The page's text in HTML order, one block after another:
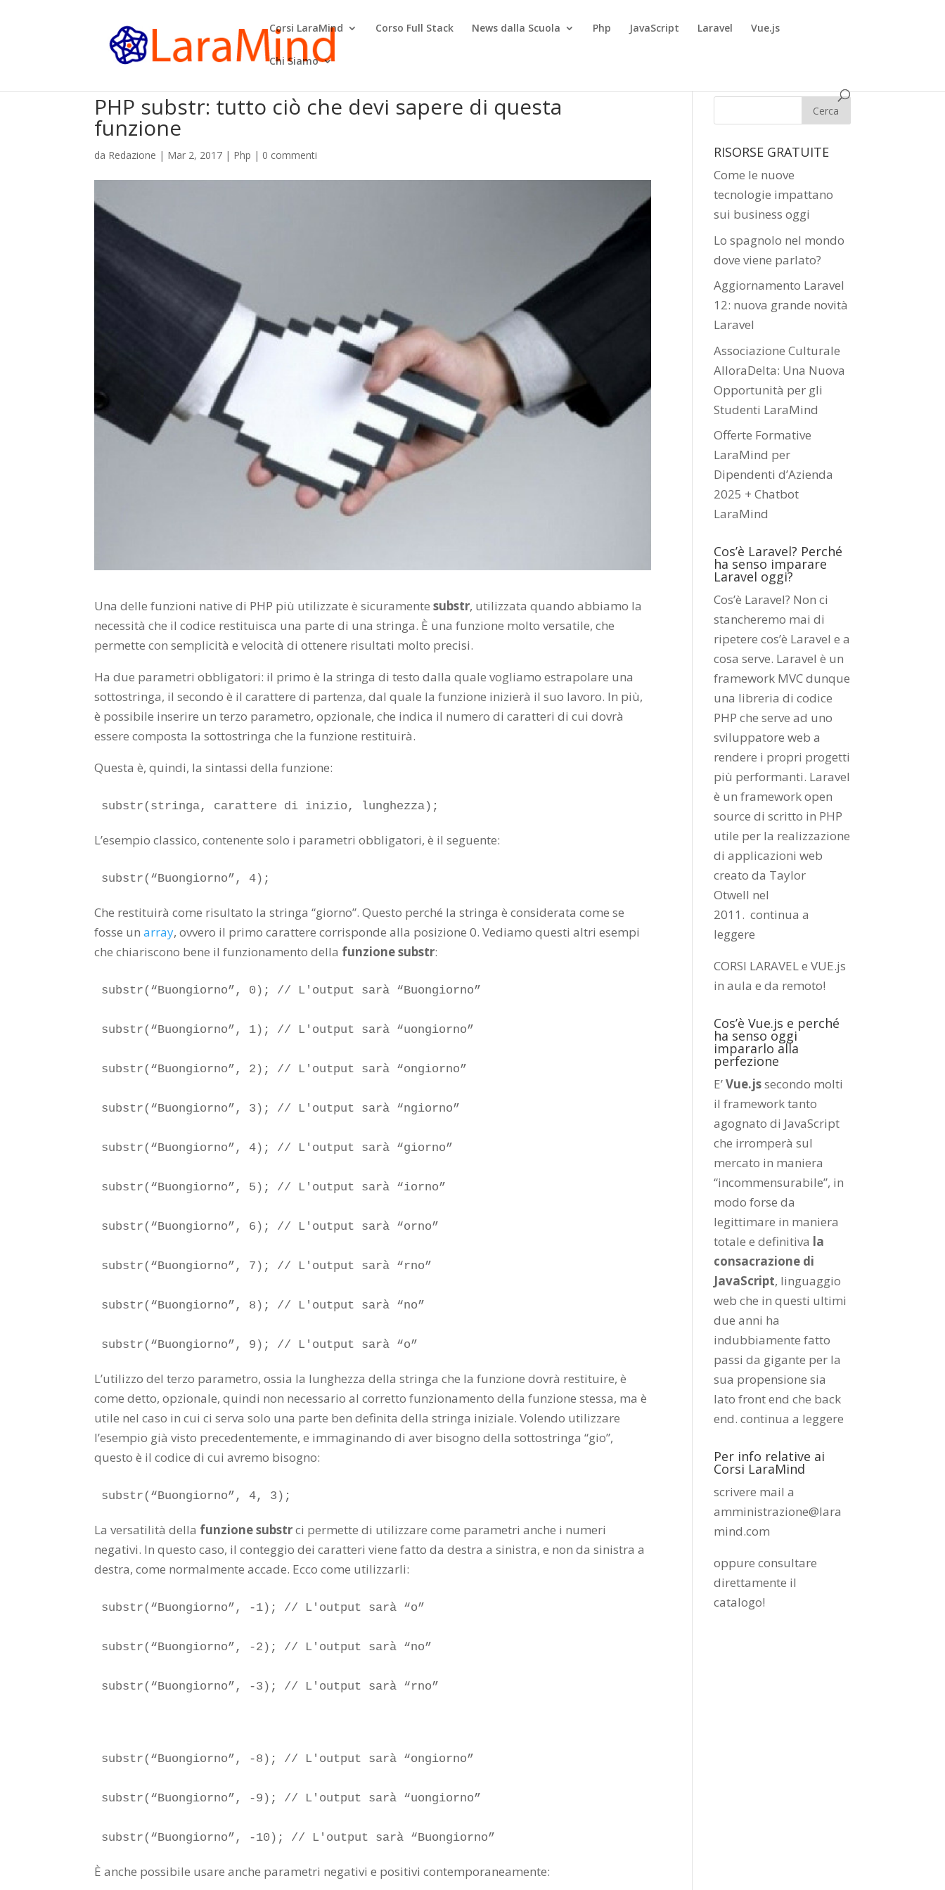
Corsi LaraMind Corso Full Stack News dalla Scuola Php JavaScript Laravel Vue.js
Chi Siamo
PHP substr: tutto ciò che devi sapere di questa
funzione
da Redazione | Mar 2, 2017 | Php | 0 commenti
Una delle funzioni native di PHP più utilizzate è sicuramentesubstr, utilizzata quando abbiamo la
necessità che il codice restituisca una parte di una stringa. È una funzione molto versatile, che
permette con semplicità e velocità di ottenere risultati molto precisi.
Ha due parametri obbligatori: il primo è la stringa di testo dalla quale vogliamo estrapolare una
sottostringa, il secondo è il carattere di partenza, dal quale la funzione inizierà il suo lavoro. In più,
è possibile inserire un terzo parametro, opzionale, che indica il numero di caratteri di cui dovrà
essere composta la sottostringa che la funzione restituirà.
Questa è, quindi, la sintassi della funzione:
substr(stringa, carattere di inizio, lunghezza);
L’esempio classico, contenente solo i parametri obbligatori, è il seguente:
substr(“Buongiorno”, 4);
Che restituirà come risultato la stringa “giorno”. Questo perché la stringa è considerata come se
fosse unarray, ovvero il primo carattere corrisponde alla posizione 0. Vediamo questi altri esempi
che chiariscono bene il funzionamento della funzione substr:
substr(“Buongiorno”, 0); // L'output sarà “Buongiorno”
substr(“Buongiorno”, 1); // L'output sarà “uongiorno”
substr(“Buongiorno”, 2); // L'output sarà “ongiorno”
substr(“Buongiorno”, 3); // L'output sarà “ngiorno”
substr(“Buongiorno”, 4); // L'output sarà “giorno”
substr(“Buongiorno”, 5); // L'output sarà “iorno”
substr(“Buongiorno”, 6); // L'output sarà “orno”
substr(“Buongiorno”, 7); // L'output sarà “rno”
substr(“Buongiorno”, 8); // L'output sarà “no”
substr(“Buongiorno”, 9); // L'output sarà “o”
L’utilizzo del terzo parametro, ossia la lunghezza della stringa che la funzione dovrà restituire, è
come detto, opzionale, quindi non necessario al corretto funzionamento della funzione stessa, ma è
utile nel caso in cui ci serva solo una parte ben definita della stringa iniziale. Volendo utilizzare
l’esempio già visto precedentemente, e immaginando di aver bisogno della sottostringa “gio”,
questo è il codice di cui avremo bisogno:
substr(“Buongiorno”, 4, 3);
La versatilità della funzione substrci permette di utilizzare come parametri anche i numeri
negativi. In questo caso, il conteggio dei caratteri viene fatto da destra a sinistra, e non da sinistra a
destra, come normalmente accade. Ecco come utilizzarli:
substr(“Buongiorno”, -1); // L'output sarà “o”
substr(“Buongiorno”, -2); // L'output sarà “no”
substr(“Buongiorno”, -3); // L'output sarà “rno”
substr(“Buongiorno”, -8); // L'output sarà “ongiorno”
substr(“Buongiorno”, -9); // L'output sarà “uongiorno”
substr(“Buongiorno”, -10); // L'output sarà “Buongiorno”
È anche possibile usare anche parametri negativi e positivi contemporaneamente:
RISORSE GRATUITE
Come le nuove
tecnologie impattano
sui business oggi
Lo spagnolo nel mondo
dove viene parlato?
Aggiornamento Laravel
12: nuova grande novità
Laravel
Associazione Culturale
AlloraDelta: Una Nuova
Opportunità per gli
Studenti LaraMind
Offerte Formative
LaraMind per
Dipendenti d’Azienda
2025 + Chatbot
LaraMind
Cos’è Laravel? Perché
ha senso imparare
Laravel oggi?
Cos’è Laravel? Non ci
stancheremo mai di
ripetere cos’è Laravel e a
cosa serve. Laravel è un
framework MVC dunque
una libreria di codice
PHP che serve ad uno
sviluppatore web a
rendere i propri progetti
più performanti. Laravel
è un framework open
source di scritto in PHP
utile per la realizzazione
di applicazioni web
creato da Taylor
Otwell nel
2011.continua a
leggere
CORSI LARAVEL e VUE.js
in aula e da remoto!
Cos’è Vue.js e perché
ha senso oggi
impararlo alla
perfezione
E’Vue.jssecondo molti
il framework tanto
agognato di JavaScript
che irromperà sul
mercato in maniera
“incommensurabile”, in
modo forse da
legittimare in maniera
totale e definitiva la
consacrazione di
JavaScript, linguaggio
web che in questi ultimi
due anni ha
indubbiamente fatto
passi da gigante per la
sua propensione sia
lato front end che back
end.continua a leggere
Per info relative ai
Corsi LaraMind
scrivere mail a
amministrazione@lara
mind.com
oppure consultare
direttamente il
catalogo!